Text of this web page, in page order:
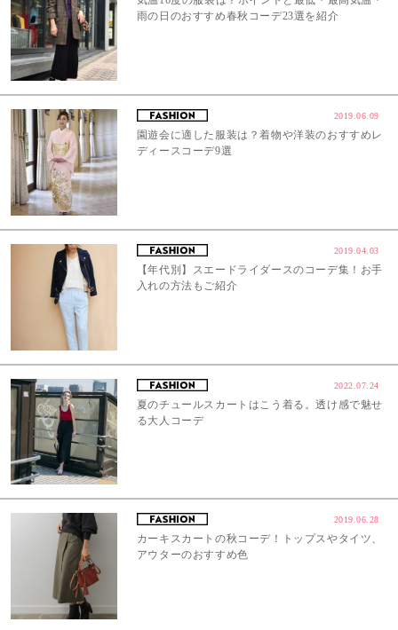
雨の日のおすすめ春秋コーデ23選を紹介
2019.06.09
園遊会に適した服装は？着物や洋装のおすすめレ
ディースコーデ9選
2019.04.03
【年代別】スエードライダースのコーデ集！お手
入れの方法もご紹介
2022.07.24
夏のチュールスカートはこう着る。透け感で魅せ
る大人コーデ
2019.06.28
カーキスカートの秋コーデ！トップスやタイツ、
アウターのおすすめ色